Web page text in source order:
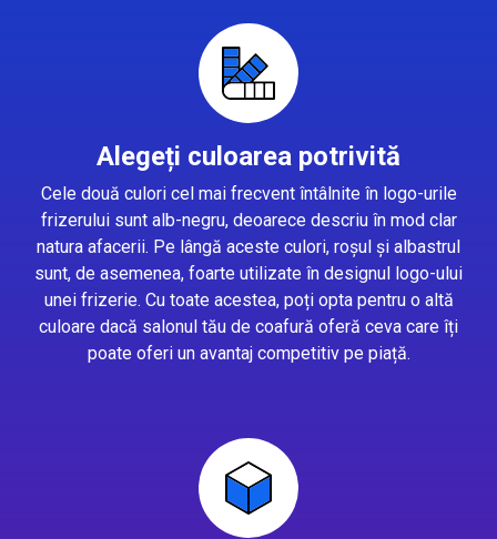
Alegeți culoarea potrivită
Cele două culori cel mai frecvent întâlnite în logo-urile
frizerului sunt alb-negru, deoarece descriu în mod clar
natura afacerii. Pe lângă aceste culori, roșul și albastrul
sunt, de asemenea, foarte utilizate în designul logo-ului
unei frizerie. Cu toate acestea, poți opta pentru o altă
culoare dacă salonul tău de coafură oferă ceva care îți
poate oferi un avantaj competitiv pe piață.